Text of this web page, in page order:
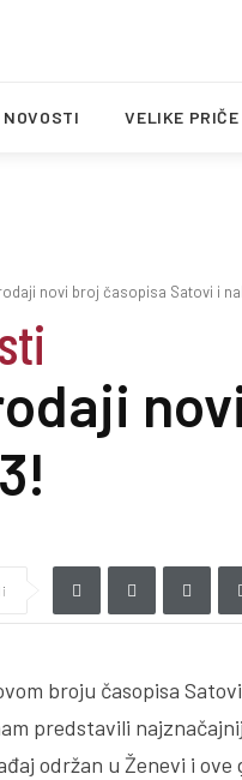
NOVOSTI VELIKE PRIČE
novi broj časopisa Satovi i
broju časopisa
predstavili
održan u Ženevi i